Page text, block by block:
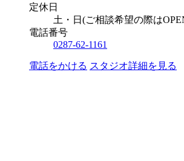
定休日
土・日(ご相談希望の際は
電話番号
0287-62-1161
電話をかける スタジオ詳細を見る